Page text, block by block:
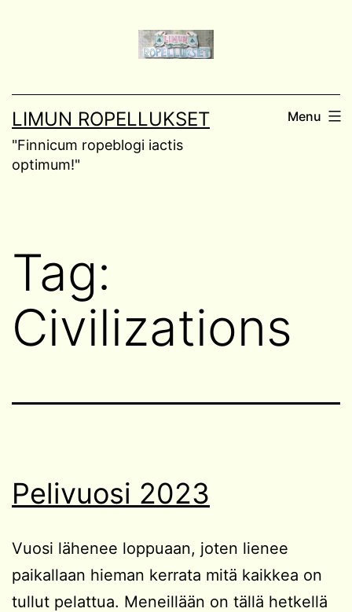
LIMUN ROPELLUKSET
"Finnicum ropeblogi iactis
optimum!"
Menu
Tag:
Civilizations
Pelivuosi 2023
Vuosi lähenee loppuaan, joten lienee
paikallaan hieman kerrata mitä kaikkea on
tullut pelattua. Meneillään on tällä hetkellä